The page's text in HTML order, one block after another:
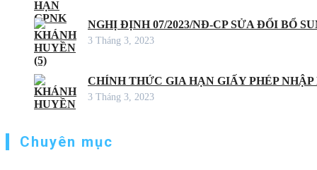
NGHỊ ĐỊNH 07/2023/NĐ-CP SỬA ĐỔI BỔ
3 Tháng 3, 2023
CHÍNH THỨC GIA HẠN GIẤY PHÉP
3 Tháng 3, 2023
Chuyên mục